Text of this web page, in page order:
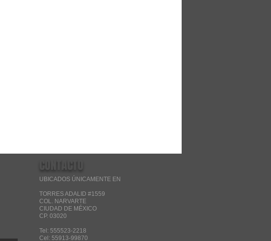
CONTACTO
UBICADOS ÚNICAMENTE EN
TORRES ADALID #1559
COL. NARVARTE
CIUDAD DE MÉXICO
CP. 03020
Tel: 555523-2218
Cel: 55913-99870